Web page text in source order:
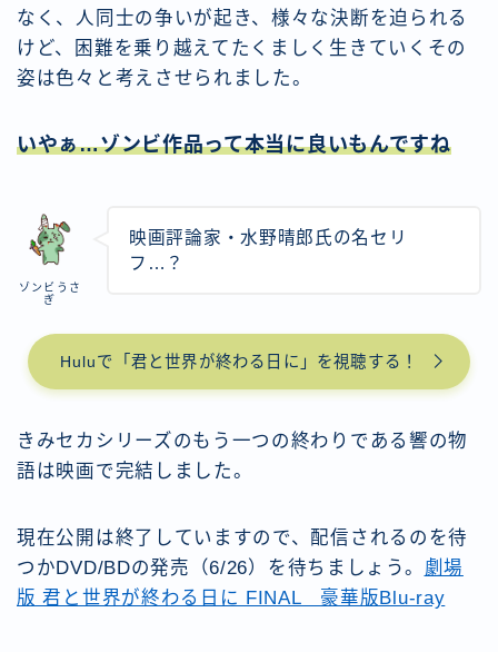
なく、人同士の争いが起き、様々な決断を迫られる
けど、困難を乗り越えてたくましく生きていくその
姿は色々と考えさせられました。
いやぁ…ゾンビ作品って本当に良いもんですね
ゾンビうさ
ぎ
映画評論家・水野晴郎氏の名セリ
フ…？
Huluで「君と世界が終わる日に」を視聴する！
きみセカシリーズのもう一つの終わりである響の物
語は映画で完結しました。
現在公開は終了していますので、配信されるのを待
つかDVD/BDの発売（6/26）を待ちましょう。 劇場
版 君と世界が終わる日に FINAL 豪華版Blu-ray